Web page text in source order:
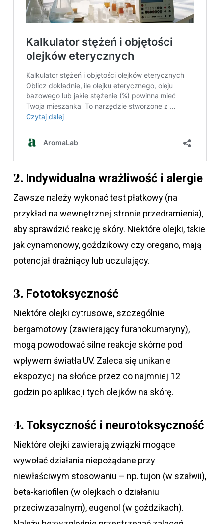
2. Indywidualna wrażliwość i alergie
Zawsze należy wykonać test płatkowy (na
przykład na wewnętrznej stronie przedramienia),
aby sprawdzić reakcję skóry. Niektóre olejki, takie
jak cynamonowy, goździkowy czy oregano, mają
potencjał drażniący lub uczulający.
3. Fototoksyczność
Niektóre olejki cytrusowe, szczególnie
bergamotowy (zawierający furanokumaryny),
mogą powodować silne reakcje skórne pod
wpływem światła UV. Zaleca się unikanie
ekspozycji na słońce przez co najmniej 12
godzin po aplikacji tych olejków na skórę.
4. Toksyczność i neurotoksyczność
Niektóre olejki zawierają związki mogące
wywołać działania niepożądane przy
niewłaściwym stosowaniu – np. tujon (w szałwii),
beta-kariofilen (w olejkach o działaniu
przeciwzapalnym), eugenol (w goździkach).